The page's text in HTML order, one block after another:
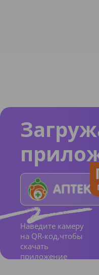
Наведите камеру
на QR-код,чтобы
скачать
приложение